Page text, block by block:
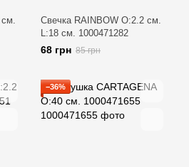
см.
Свечка RAINBOW O:2.2 см.
L:18 см. 1000471282
68 грн 85 грн
−36%